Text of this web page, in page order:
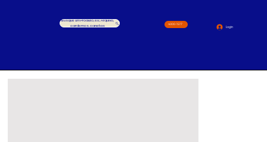
Busque um Produto, ex.: Arquivo,
cardernos, canetas
4000-1517
Login